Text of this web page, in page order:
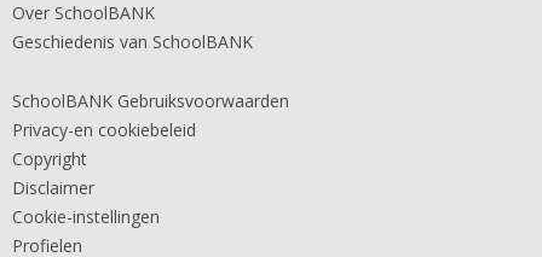
Over SchoolBANK
Geschiedenis van SchoolBANK
SchoolBANK Gebruiksvoorwaarden
Privacy-en cookiebeleid
Copyright
Disclaimer
Cookie-instellingen
Profielen